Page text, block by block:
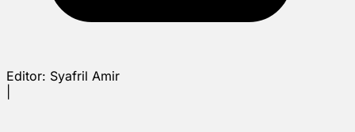
Editor: Syafril Amir